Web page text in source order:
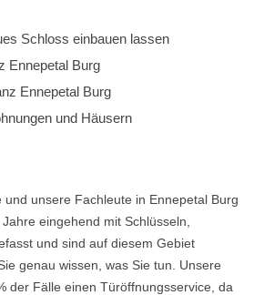
Schloss einbauen lassen
Ennepetal Burg
Ennepetal Burg
und Häusern
und unsere Fachleute in Ennepetal Burg
eingehend mit Schlüsseln,
und sind auf diesem Gebiet
genau wissen, was Sie tun. Unsere
der Fälle einen Türöffnungsservice, da